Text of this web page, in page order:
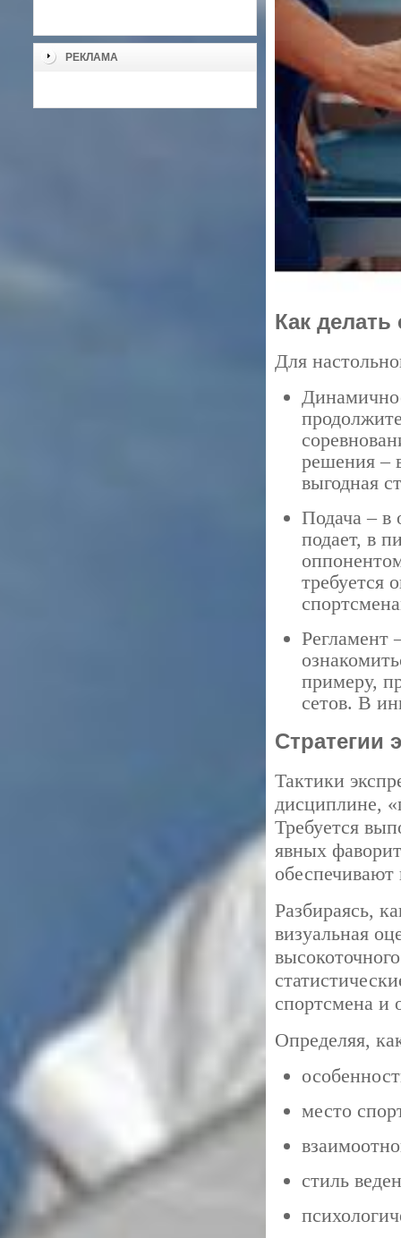
РЕКЛАМА
Как делать
Для
решения –
выгодная
Подача – в
подает, в
требуется
Регламент
примеру,
сетов. В
Стратегии
Тактики
дисциплине,
Требуется
явных
Разбираясь,
визуальная
спортсмена и
Определяя,
место
стиль